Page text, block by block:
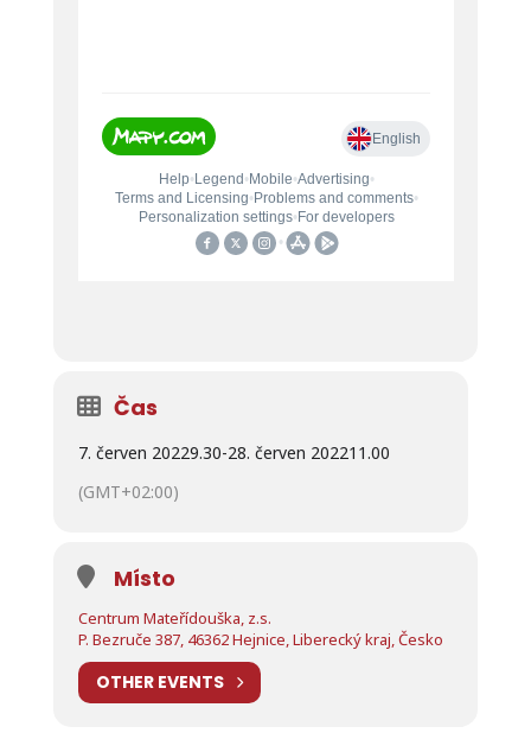
Čas
7. červen 20229.30-28. červen 202211.00
(GMT+02:00)
Místo
Centrum Mateřídouška, z.s.
P. Bezruče 387, 46362 Hejnice, Liberecký kraj, Česko
OTHER EVENTS